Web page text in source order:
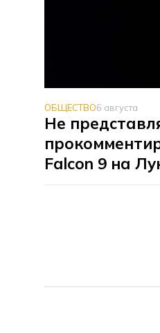
ОБЩЕСТВО6 августа
Не
Falcon 9 на